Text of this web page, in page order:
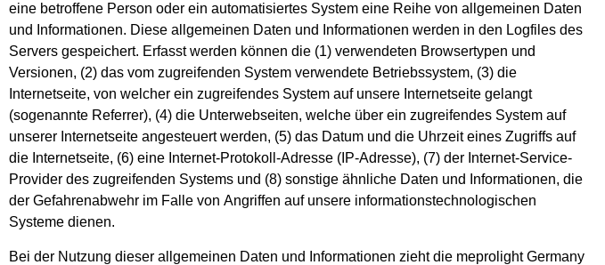
eine betroffene Person oder ein automatisiertes System eine Reihe von allgemeinen Daten
und Informationen. Diese allgemeinen Daten und Informationen werden in den Logfiles des
Servers gespeichert. Erfasst werden können die (1) verwendeten Browsertypen und
Versionen, (2) das vom zugreifenden System verwendete Betriebssystem, (3) die
Internetseite, von welcher ein zugreifendes System auf unsere Internetseite gelangt
(sogenannte Referrer), (4) die Unterwebseiten, welche über ein zugreifendes System auf
unserer Internetseite angesteuert werden, (5) das Datum und die Uhrzeit eines Zugriffs auf
die Internetseite, (6) eine Internet-Protokoll-Adresse (IP-Adresse), (7) der Internet-Service-
Provider des zugreifenden Systems und (8) sonstige ähnliche Daten und Informationen, die
der Gefahrenabwehr im Falle von Angriffen auf unsere informationstechnologischen
Systeme dienen.
Bei der Nutzung dieser allgemeinen Daten und Informationen zieht die meprolight Germany